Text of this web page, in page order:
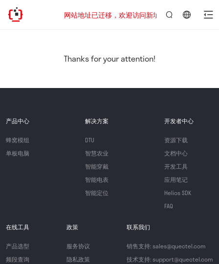
网站地址已迁移，欢迎访问新址：https://
Thanks for your attention!
产品中心
蜂窝模组
单板电脑
解决方案
DTU
智慧农业
智能穿戴
智能电表
智能定位
开发者中心
资源下载
文档中心
开发工具
应用笔记
Helios SDK
FAQ
在线工具
产品选型
频段查询
政策
服务协议
隐私政策
联系我们
销售支持: sales@quectel.com
技术支持: support@quectel.com